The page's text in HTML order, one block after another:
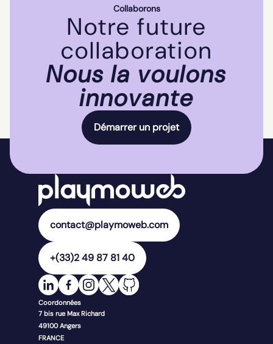
Collaborons
Notre future
collaboration
Nous la voulons
innovante
Démarrer un projet
contact@playmoweb.com
+(33)2 49 87 81 40
Coordonnées
7 bis rue Max Richard
49100 Angers
FRANCE